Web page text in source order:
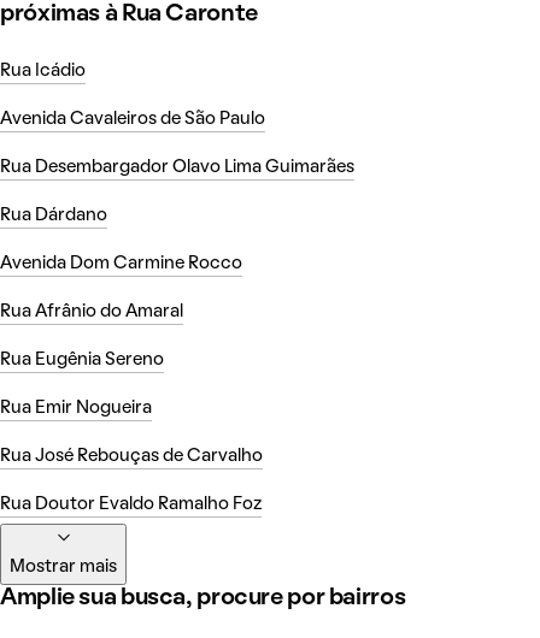
próximas à Rua Caronte
Rua Icádio
Avenida Cavaleiros de São Paulo
Rua Desembargador Olavo Lima Guimarães
Rua Dárdano
Avenida Dom Carmine Rocco
Rua Afrânio do Amaral
Rua Eugênia Sereno
Rua Emir Nogueira
Rua José Rebouças de Carvalho
Rua Doutor Evaldo Ramalho Foz
Mostrar mais
Amplie sua busca, procure por bairros